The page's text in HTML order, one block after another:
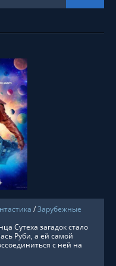
/Зарубежные
Сутеха загадок стало
Руби, а ей самой
с ней на